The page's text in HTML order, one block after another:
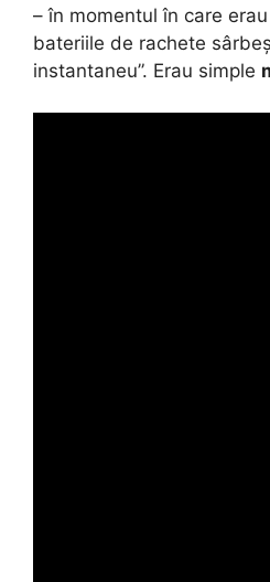
– în momentul în care
bateriile de rachete
instantaneu”. Erau simple